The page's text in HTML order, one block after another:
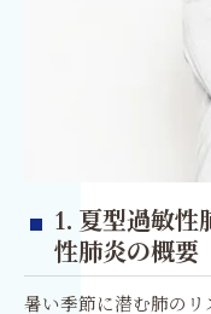
1. 夏型過敏性
性肺炎の概要
暑い季節に潜む肺のリ